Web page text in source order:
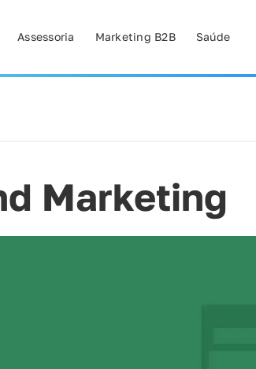
Assessoria Marketing B2B Saúde
Marketing